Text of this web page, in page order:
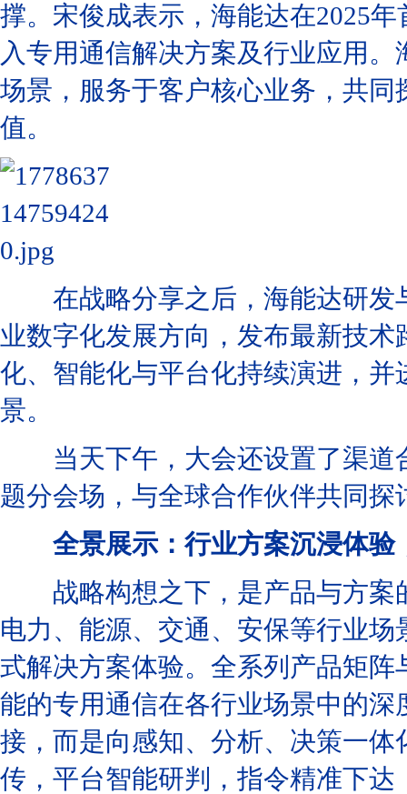
撑。宋俊成表示，海能达在2025
入专用通信解决方案及行业应用
场景，服务于客户核心业务，共
值。
在战略分享之后，海能达研发
业数字化发展方向，发布最新技
化、智能化与平台化持续演进，
景。
当天下午，大会还设置了渠道
题分会场，与全球合作伙伴共同
全景展示：行业方案沉浸体验
战略构想之下，是产品与方案
电力、能源、交通、安保等行业
式解决方案体验。全系列产品矩
能的专用通信在各行业场景中的
接，而是向感知、分析、决策一
传，平台智能研判，指令精准下